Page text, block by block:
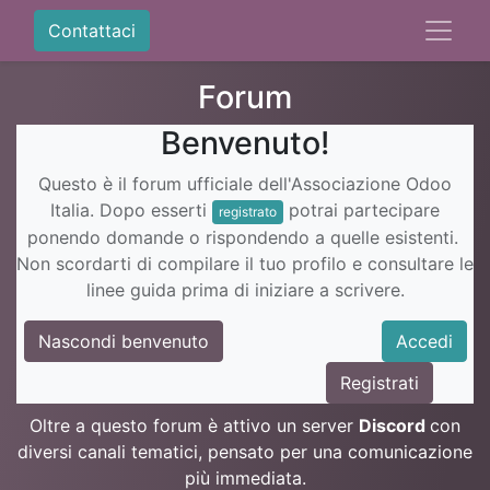
Contattaci
Forum
Benvenuto!
Questo è il forum ufficiale dell'Associazione Odoo
Italia. Dopo esserti
registrato
potrai partecipare
ponendo domande o rispondendo a quelle esistenti.
Non scordarti di compilare il tuo profilo e consultare le
linee guida prima di iniziare a scrivere.
Nascondi benvenuto
Accedi
Registrati
Oltre a questo forum è attivo un server Discord con
diversi canali tematici, pensato per una comunicazione
più immediata.